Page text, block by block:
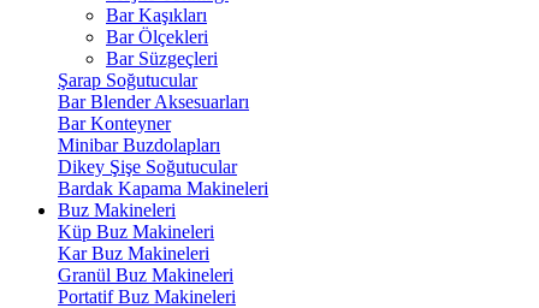
Bar Kaşıkları
Bar Ölçekleri
Bar Süzgeçleri
Şarap Soğutucular
Bar Blender Aksesuarları
Bar Konteyner
Minibar Buzdolapları
Dikey Şişe Soğutucular
Bardak Kapama Makineleri
Buz Makineleri
Küp Buz Makineleri
Kar Buz Makineleri
Granül Buz Makineleri
Portatif Buz Makineleri